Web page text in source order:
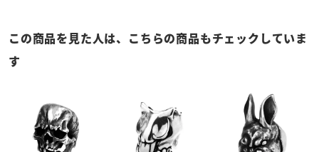
この商品を見た人は、こちらの商品もチェックしていま
す